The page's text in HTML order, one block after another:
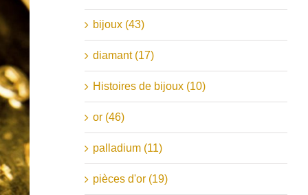
bijoux (43)
diamant (17)
Histoires de bijoux (10)
or (46)
palladium (11)
pièces d'or (19)